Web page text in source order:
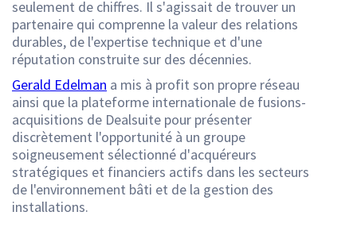
seulement de chiffres. Il s'agissait de trouver un
partenaire qui comprenne la valeur des relations
durables, de l'expertise technique et d'une
réputation construite sur des décennies.
Gerald Edelman a mis à profit son propre réseau
ainsi que la plateforme internationale de fusions-
acquisitions de Dealsuite pour présenter
discrètement l'opportunité à un groupe
soigneusement sélectionné d'acquéreurs
stratégiques et financiers actifs dans les secteurs
de l'environnement bâti et de la gestion des
installations.